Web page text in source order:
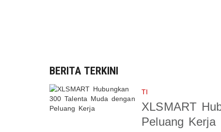
BERITA TERKINI
TI
XLSMART
Peluang Kerja